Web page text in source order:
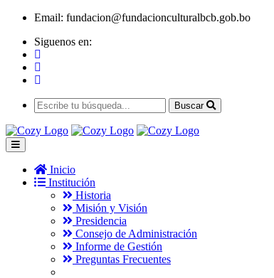
Email: fundacion@fundacionculturalbcb.gob.bo
Siguenos en:
Buscar
Inicio
Institución
Historia
Misión y Visión
Presidencia
Consejo de Administración
Informe de Gestión
Preguntas Frecuentes